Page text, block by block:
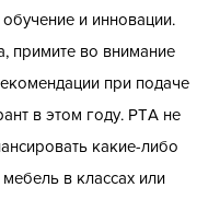
и инновации.
примите во внимание
при подаче
в этом году. PTA не
какие-либо
в классах или